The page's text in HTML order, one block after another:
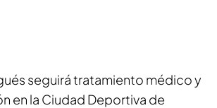
seguirá tratamiento médico y
en la Ciudad Deportiva de